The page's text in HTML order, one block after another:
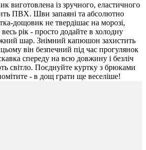
виготовлена із зручного, еластичного
ПВХ. Шви запаяні та абсолютно
дощовик не твердішає на морозі,
рік - просто додайте в холодну
шар. Знімний капюшон захистить
він безпечний під час прогулянок
спереду на всю довжину і безліч
світло. Поєднуйте куртку з брюками
- в дощ грати ще веселіше!